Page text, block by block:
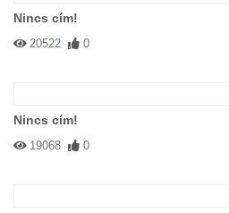
Nincs cím!
20522 0
Nincs cím!
19068 0